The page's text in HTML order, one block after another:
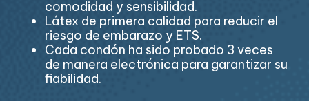
comodidad y sensibilidad.
Látex de primera calidad para reducir el
riesgo de embarazo y ETS.
Cada condón ha sido probado 3 veces
de manera electrónica para garantizar su
fiabilidad.